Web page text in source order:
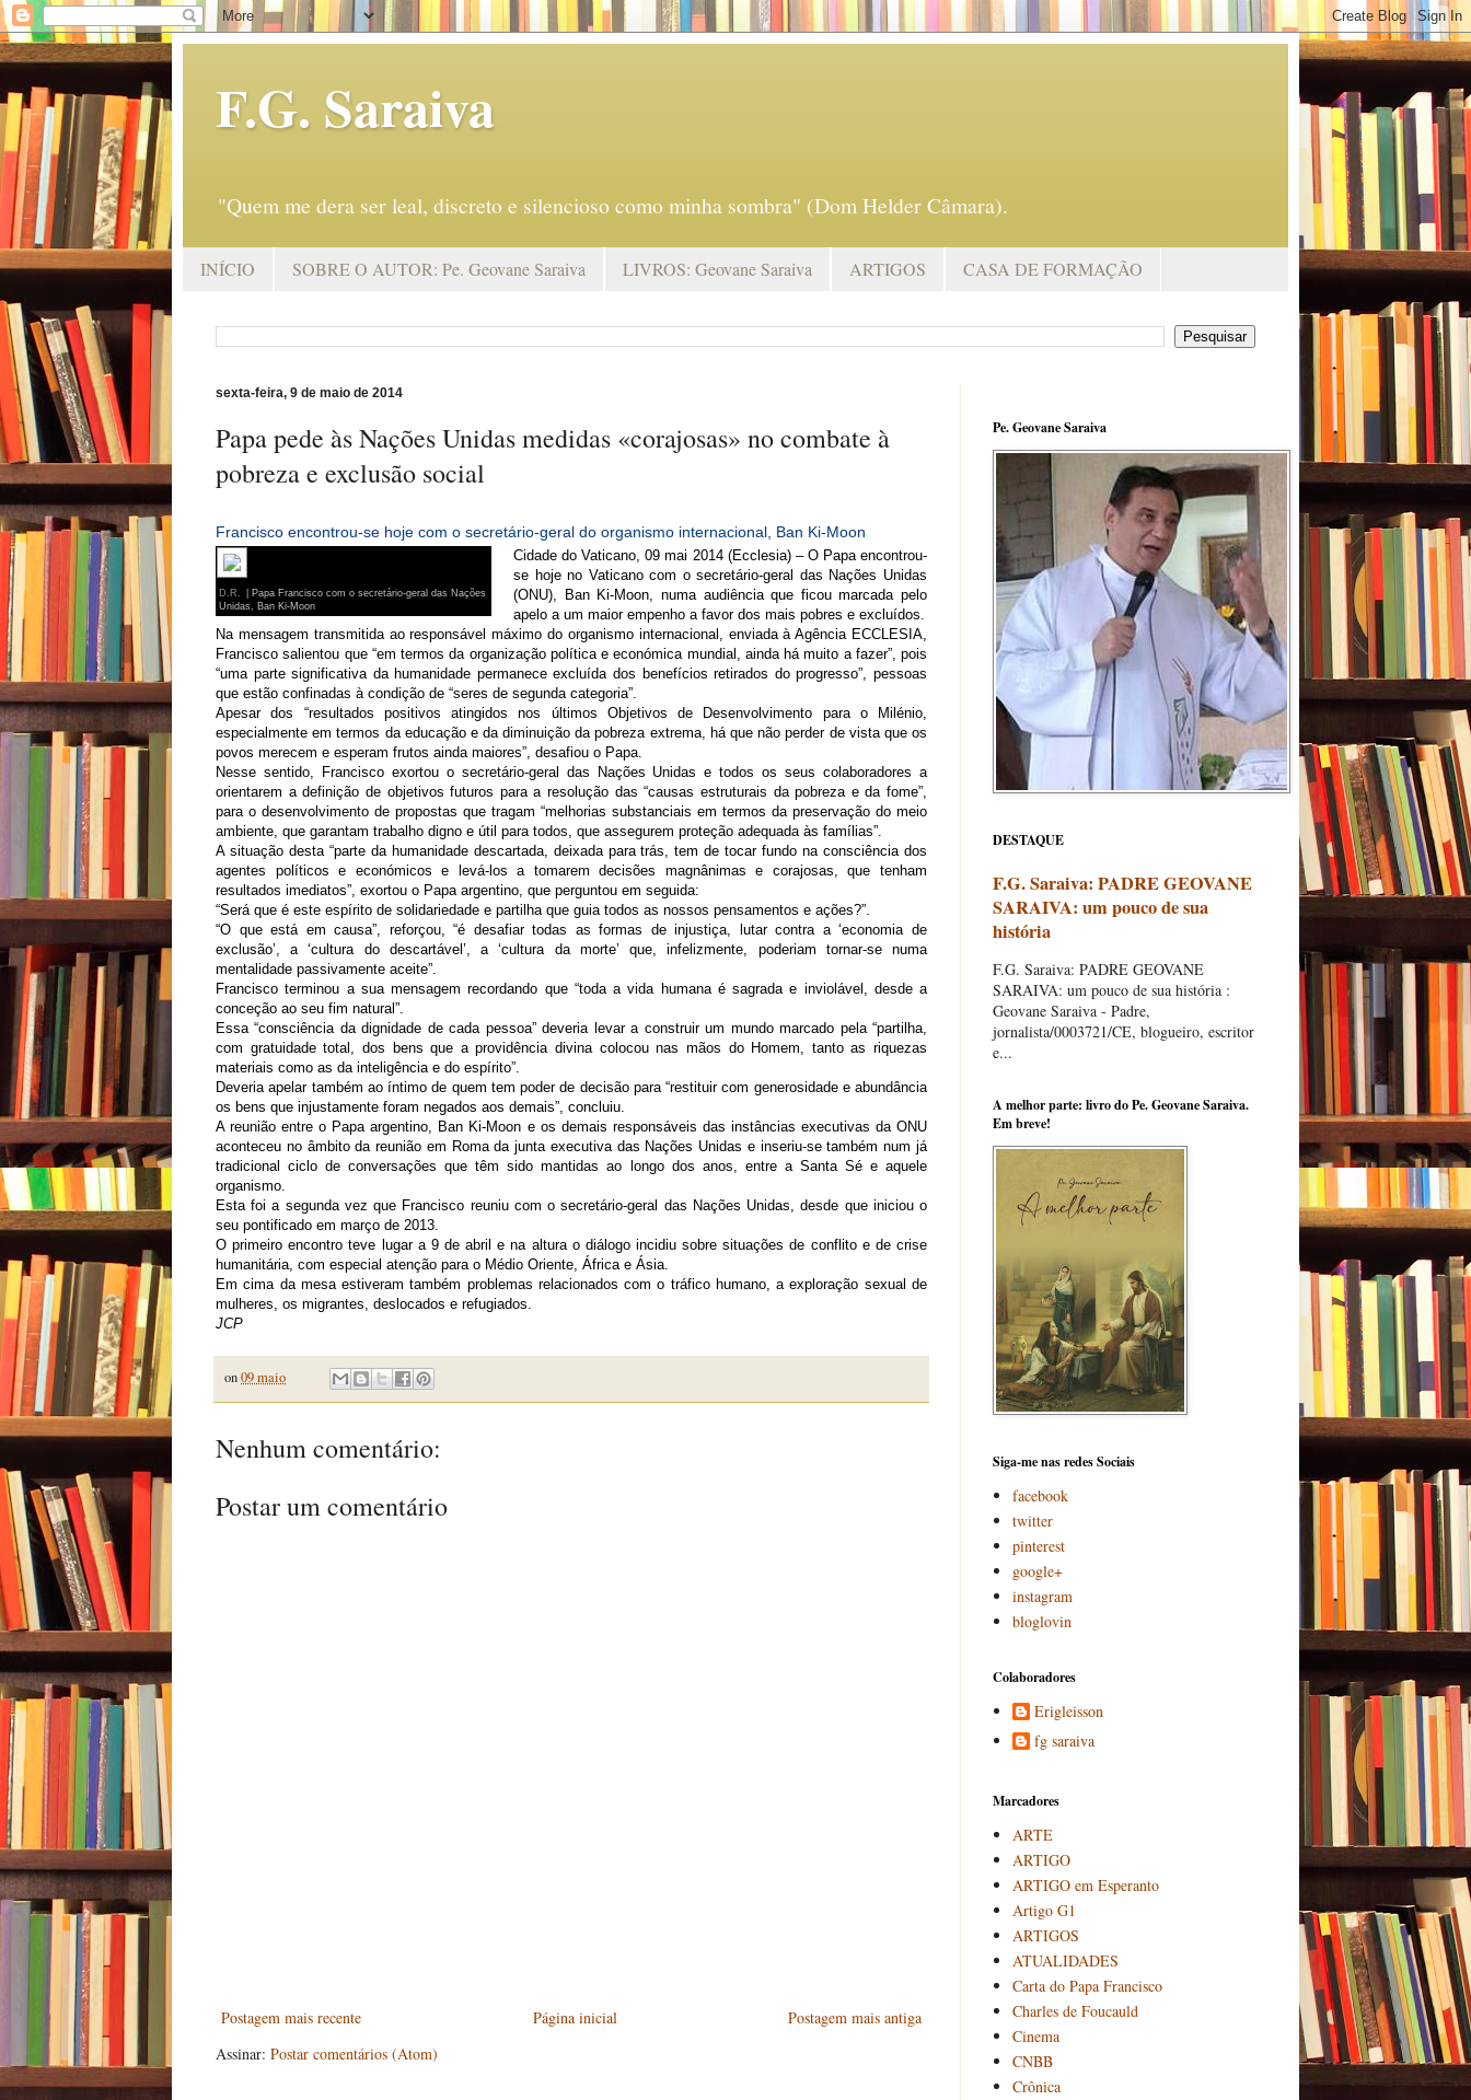
F.G. Saraiva
"Quem me dera ser leal, discreto e silencioso como minha sombra" (Dom Helder Câmara).
INÍCIO SOBRE O AUTOR: Pe. Geovane Saraiva LIVROS: Geovane Saraiva ARTIGOS CASA DE FORMAÇÃO
sexta-feira, 9 de maio de 2014
Papa pede às Nações Unidas medidas «corajosas» no combate à
pobreza e exclusão social
Francisco encontrou-se hoje com o secretário-geral do organismo internacional, Ban Ki-Moon
D.R.
| Papa Francisco com o secretário-geral das Nações
Unidas, Ban Ki-Moon
Cidade do Vaticano, 09 mai 2014 (Ecclesia) – O Papa encontrou-
se hoje no Vaticano com o secretário-geral das Nações Unidas
(ONU), Ban Ki-Moon, numa audiência que ficou marcada pelo
apelo a um maior empenho a favor dos mais pobres e excluídos.
Na mensagem transmitida ao responsável máximo do organismo internacional, enviada à Agência ECCLESIA,
Francisco salientou que “em termos da organização política e económica mundial, ainda há muito a fazer”, pois
“uma parte significativa da humanidade permanece excluída dos benefícios retirados do progresso”, pessoas
que estão confinadas à condição de “seres de segunda categoria”.
Apesar dos “resultados positivos atingidos nos últimos Objetivos de Desenvolvimento para o Milénio,
especialmente em termos da educação e da diminuição da pobreza extrema, há que não perder de vista que os
povos merecem e esperam frutos ainda maiores”, desafiou o Papa.
Nesse sentido, Francisco exortou o secretário-geral das Nações Unidas e todos os seus colaboradores a
orientarem a definição de objetivos futuros para a resolução das “causas estruturais da pobreza e da fome”,
para o desenvolvimento de propostas que tragam “melhorias substanciais em termos da preservação do meio
ambiente, que garantam trabalho digno e útil para todos, que assegurem proteção adequada às famílias”.
A situação desta “parte da humanidade descartada, deixada para trás, tem de tocar fundo na consciência dos
agentes políticos e económicos e levá-los a tomarem decisões magnânimas e corajosas, que tenham
resultados imediatos”, exortou o Papa argentino, que perguntou em seguida:
“Será que é este espírito de solidariedade e partilha que guia todos as nossos pensamentos e ações?”.
“O que está em causa”, reforçou, “é desafiar todas as formas de injustiça, lutar contra a ‘economia de
exclusão’, a ‘cultura do descartável’, a ‘cultura da morte’ que, infelizmente, poderiam tornar-se numa
mentalidade passivamente aceite”.
Francisco terminou a sua mensagem recordando que “toda a vida humana é sagrada e inviolável, desde a
conceção ao seu fim natural”.
Essa “consciência da dignidade de cada pessoa” deveria levar a construir um mundo marcado pela “partilha,
com gratuidade total, dos bens que a providência divina colocou nas mãos do Homem, tanto as riquezas
materiais como as da inteligência e do espírito”.
Deveria apelar também ao íntimo de quem tem poder de decisão para “restituir com generosidade e abundância
os bens que injustamente foram negados aos demais”, concluiu.
A reunião entre o Papa argentino, Ban Ki-Moon e os demais responsáveis das instâncias executivas da ONU
aconteceu no âmbito da reunião em Roma da junta executiva das Nações Unidas e inseriu-se também num já
tradicional ciclo de conversações que têm sido mantidas ao longo dos anos, entre a Santa Sé e aquele
organismo.
Esta foi a segunda vez que Francisco reuniu com o secretário-geral das Nações Unidas, desde que iniciou o
seu pontificado em março de 2013.
O primeiro encontro teve lugar a 9 de abril e na altura o diálogo incidiu sobre situações de conflito e de crise
humanitária, com especial atenção para o Médio Oriente, África e Ásia.
Em cima da mesa estiveram também problemas relacionados com o tráfico humano, a exploração sexual de
mulheres, os migrantes, deslocados e refugiados.
JCP
on09 maio
Nenhum comentário:
Postar um comentário
Postagem mais recente Postagem mais antiga
Página inicial
Assinar: Postar comentários (Atom)
Pe. Geovane Saraiva
DESTAQUE
F.G. Saraiva: PADRE GEOVANE
SARAIVA: um pouco de sua
história
F.G. Saraiva: PADRE GEOVANE
SARAIVA: um pouco de sua história :
Geovane Saraiva - Padre,
jornalista/0003721/CE, blogueiro, escritor
e...
A melhor parte: livro do Pe. Geovane Saraiva.
Em breve!
Siga-me nas redes Sociais
facebook
twitter
pinterest
google+
instagram
bloglovin
Colaboradores
Erigleisson
fg saraiva
Marcadores
ARTE
ARTIGO
ARTIGO em Esperanto
Artigo G1
ARTIGOS
ATUALIDADES
Carta do Papa Francisco
Charles de Foucauld
Cinema
CNBB
Crônica